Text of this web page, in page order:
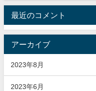
最近のコメント
アーカイブ
2023年8月
2023年6月